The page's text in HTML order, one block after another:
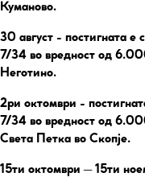
Куманово.
30 август - постигната е
7/34 во вредност од
Неготино.
2ри октомври -
7/34 во вредност од
Света Петка во Скопје.
15ти октомври – 15ти